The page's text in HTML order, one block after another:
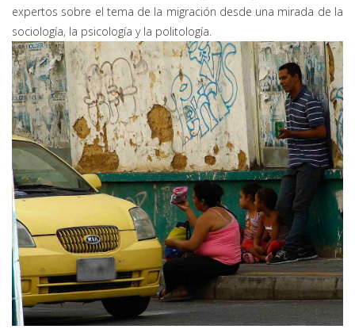
expertos sobre el tema de la migración desde una mirada de la
sociología, la psicología y la politología.